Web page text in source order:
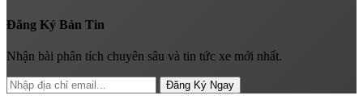
Đăng Ký Bản Tin
Nhận bài phân tích chuyên sâu và tin tức xe mới nhất.
Đăng Ký Ngay